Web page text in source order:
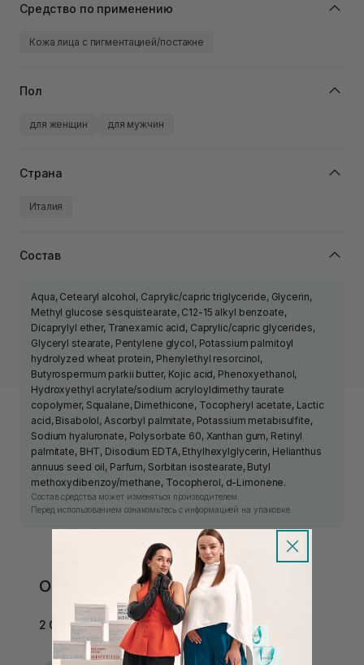
Средство по применению
Кожа лица с пигментацией/постакне
Пол
для женщин для мужчин
Страна
Италия
Состав
Aqua, Cetearyl alcohol, Caprylic/capric triglyceride, Glycerin,
Methyl glucose sesquistearate, C12-15 alkyl benzoate,
Dicaprylyl ether, Tranexamic acid, Caprylic/capric glycerides,
Glyceryl stearate, Pentylene glycol, Potassium palmitoyl
hydrolyzed wheat protein, Phenylethyl resorcinol,
Butyrospermum parkii butter, Kojic acid, Phenoxyethanol,
Hydroxyethyl acrylate/sodium acryloyldimethy taurate
copolymer, Squalane, Dimethicone, Tocopheryl acetate, Lactic
acid, Bisabolol, Ascorbyl palmitate, Potassium metabisulfite,
Sodium hyaluronate, Polysorbate 60, Xanthan gum, Retinyl
palmitate, BHT, Disodium EDTA, Ethylhexylglycerin, Helianthus
annuus seed oil, Parfum, Sorbitan isostearate, Butyl
methoxydibenzoy/methane, Tocopherol, d-Limonene.
Состав средства может изменяться производителем.
Перед использованием ознакомьтесь с информацией на упаковке.
Отзывы
2 Отзыва